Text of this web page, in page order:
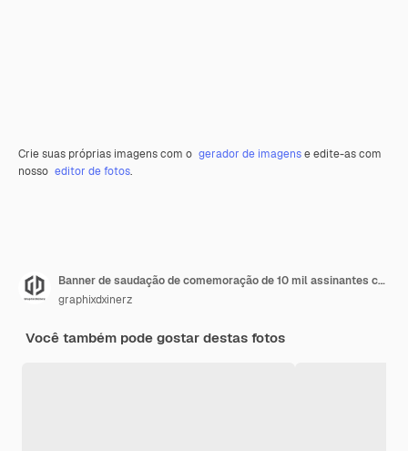
Crie suas próprias imagens com o gerador de imagense edite-as com
nosso editor de fotos.
Banner de saudação de comemoração de 10 mil assinantes com design de lama
graphixdxinerz
Você também pode gostar destas fotos